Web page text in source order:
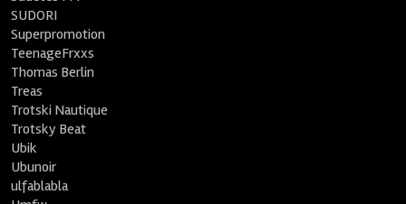
SUDORI
Superpromotion
TeenageFrxxs
Thomas Berlin
Treas
Trotski Nautique
Trotsky Beat
Ubik
Ubunoir
ulfablabla